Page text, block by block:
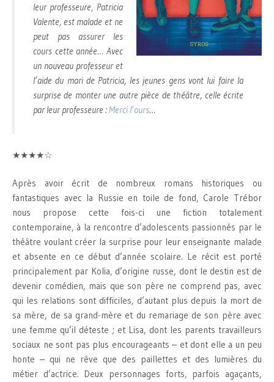
leur professeure, Patricia
Valente, est malade et ne
peut pas assurer les
cours cette année… Avec
un nouveau professeur et
l’aide du mari de Patricia, les jeunes gens vont lui faire la
surprise de monter une autre pièce de théâtre, celle écrite
par leur professeure :Merci l’ours…
★★★★☆
Après avoir écrit de nombreux romans historiques ou
fantastiques avec la Russie en toile de fond, Carole Trébor
nous propose cette fois-ci une fiction totalement
contemporaine, à la rencontre d’adolescents passionnés par le
théâtre voulant créer la surprise pour leur enseignante malade
et absente en ce début d’année scolaire. Le récit est porté
principalement par Kolia, d’origine russe, dont le destin est de
devenir comédien, mais que son père ne comprend pas, avec
qui les relations sont difficiles, d’autant plus depuis la mort de
sa mère, de sa grand-mère et du remariage de son père avec
une femme qu’il déteste ; et Lisa, dont les parents travailleurs
sociaux ne sont pas plus encourageants – et dont elle a un peu
honte – qui ne rêve que des paillettes et des lumières du
métier d’actrice. Deux personnages forts, parfois agaçants,